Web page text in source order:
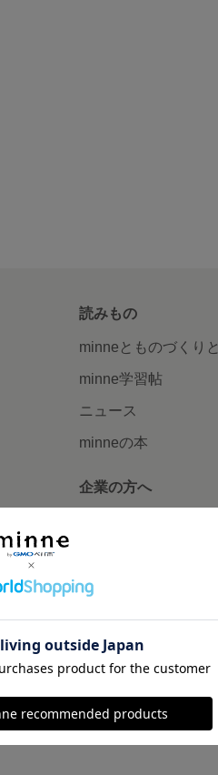
読みもの
minneとものづくりと
minne学習帖
ニュース
minneの本
企業の方へ
採用情報 メディアキット
Inc. All rights reserved.